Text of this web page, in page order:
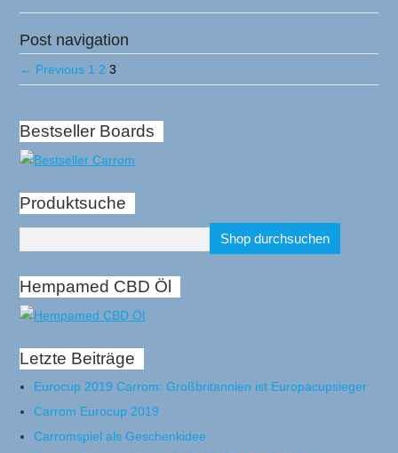
Post navigation
← Previous 1 2 3
Bestseller Boards
Produktsuche
Hempamed CBD Öl
Letzte Beiträge
Eurocup 2019 Carrom: Großbritannien ist Europacupsieger
Carrom Eurocup 2019
Carromspiel als Geschenkidee